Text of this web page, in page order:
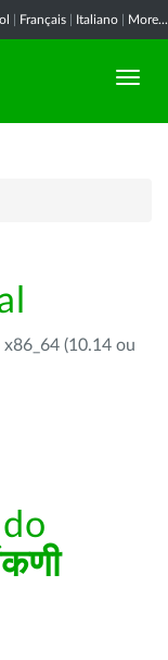
Français Italiano More...
(10.14 ou